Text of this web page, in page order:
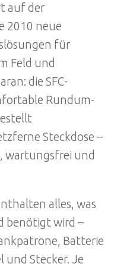
auf der
2010 neue
für
Feld und
die SFC-
Rundum-
Steckdose –
wartungsfrei und
alles, was
benötigt wird –
Batterie
und Stecker. Je